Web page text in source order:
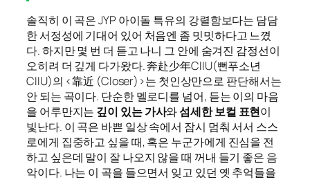
솔직히 이 곡은 JYP 아이돌 특유의 강렬함보다는 담담
한 서정성에 기대어 있어 처음엔 좀 밋밋하다고 느꼈
다. 하지만 몇 번 더 듣고 나니 그 안에 숨겨진 감정선이
오히려 더 깊게 다가왔다. 奔赴少年CIIU(뻔푸소년
CIIU)의 <靠近 (Closer)>는 첫인상만으로 판단해서는
안 되는 곡이다. 단순한 멜로디를 넘어, 듣는 이의 마음
을 어루만지는 깊이 있는 가사와섬세한 보컬 표현이
빛난다. 이 곡은 바쁜 일상 속에서 잠시 멈춰 서서 스스
로에게 집중하고 싶을 때, 혹은 누군가에게 진심을 전
하고 싶은데 말이 잘 나오지 않을 때 꺼내 들기 좋은 음
악이다. 나는 이 곡을 들으면서 잊고 있던 옛 추억들을